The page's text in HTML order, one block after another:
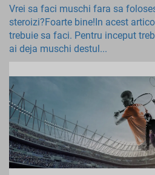
Vrei sa faci muschi fara sa
steroizi?Foarte bine!In acest
trebuie sa faci. Pentru inceput
ai deja muschi destul...